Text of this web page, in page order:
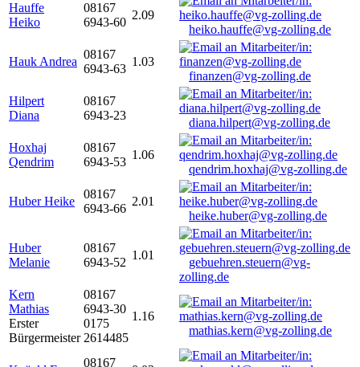
Hauffe
Heiko
08167
6943-60
2.09
heiko.hauffe@vg-zolling.de
Hauk Andrea
08167
6943-63
1.03
finanzen@vg-zolling.de
Hilpert
Diana
08167
6943-23
diana.hilpert@vg-zolling.de
Hoxhaj
Qendrim
08167
6943-53
1.06
qendrim.hoxhaj@vg-zolling.de
Huber Heike
08167
6943-66
2.01
heike.huber@vg-zolling.de
Huber
Melanie
08167
6943-52
1.01
gebuehren.steuern@vg-
zolling.de
Kern
Mathias
Erster
Bürgermeister
08167
6943-30
0175
2614485
1.16
mathias.kern@vg-zolling.de
08167